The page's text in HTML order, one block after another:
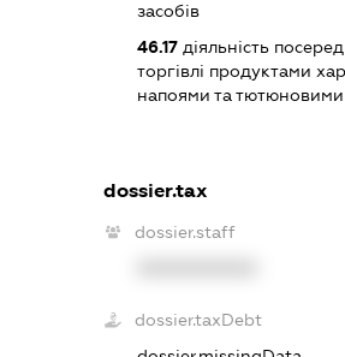
засобів
46.17діяльність
торгівлі продуктами
напоями та
dossier.tax
dossier.staff
dossier.taxDebt